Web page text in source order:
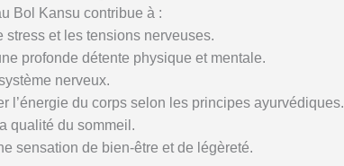
Bol Kansu contribue à :
stress et les tensions nerveuses.
profonde détente physique et mentale.
nerveux.
l’énergie du corps selon les principes ayurvédiques.
qualité du sommeil.
sensation de bien-être et de légèreté.